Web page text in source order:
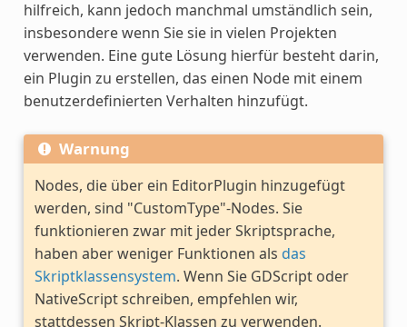
hilfreich, kann jedoch manchmal umständlich sein,
insbesondere wenn Sie sie in vielen Projekten
verwenden. Eine gute Lösung hierfür besteht darin,
ein Plugin zu erstellen, das einen Node mit einem
benutzerdefinierten Verhalten hinzufügt.
Warnung
Nodes, die über ein EditorPlugin hinzugefügt
werden, sind "CustomType"-Nodes. Sie
funktionieren zwar mit jeder Skriptsprache,
haben aber weniger Funktionen als das
Skriptklassensystem. Wenn Sie GDScript oder
NativeScript schreiben, empfehlen wir,
stattdessen Skript-Klassen zu verwenden.